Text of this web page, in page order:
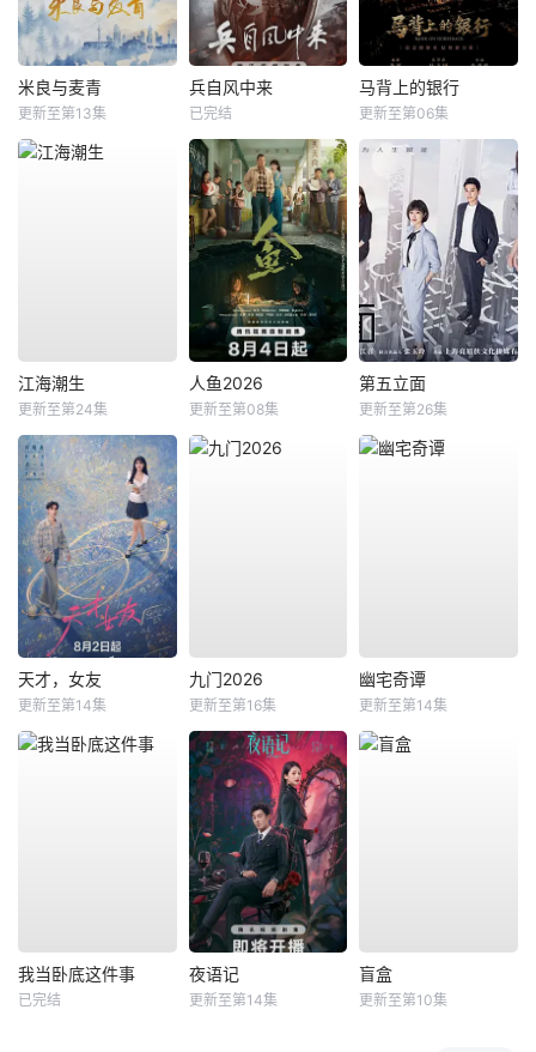
米良与麦青
更新至第13集
兵自风中来
已完结
马背上的银行
更新至第06集
江海潮生
更新至第24集
人鱼2026
更新至第08集
第五立面
更新至第26集
天才，女友
更新至第14集
九门2026
更新至第16集
幽宅奇谭
更新至第14集
我当卧底这件事
已完结
夜语记
更新至第14集
盲盒
更新至第10集